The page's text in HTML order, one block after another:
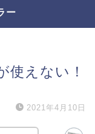
ー
使えない！
2021年4月10日